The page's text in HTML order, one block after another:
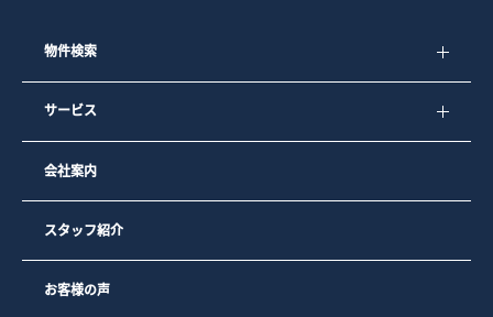
物件検索
サービス
会社案内
スタッフ紹介
お客様の声